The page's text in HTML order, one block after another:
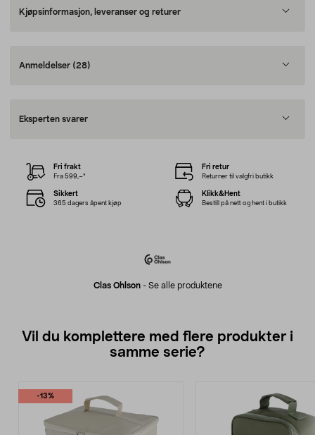
Kjøpsinformasjon, leveranser og returer
Anmeldelser (28)
Eksperten svarer
Clas Ohlson- Se alle produktene
Fri frakt
Fra 599,–*
Fri retur
Returner til valgfri butikk
Sikkert
365 dagers åpent kjøp
Klikk&Hent
Bestill på nett og hent i butikk
Vil du komplettere med flere produkter i
samme serie?
-13%